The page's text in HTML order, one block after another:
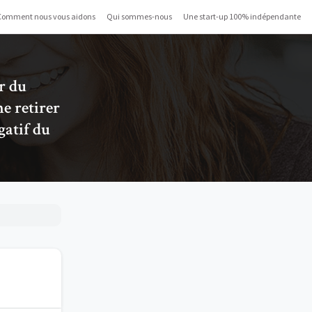
nous vous aidons Qui sommes-nous Une start-up 100% indépendante
du
retirer
du